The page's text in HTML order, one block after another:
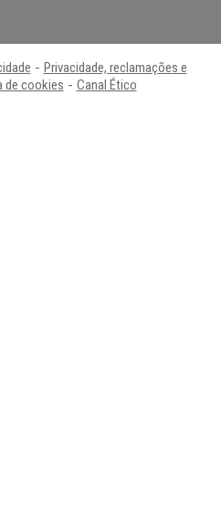
- Privacidade, reclamações e
de cookies - Canal Ético